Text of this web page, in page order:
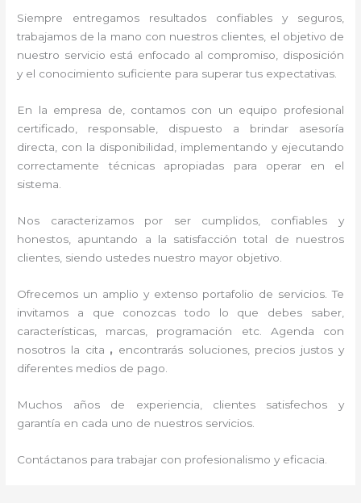
Siempre entregamos resultados confiables y seguros,
trabajamos de la mano con nuestros clientes, el objetivo de
nuestro servicio está enfocado al compromiso, disposición
y el conocimiento suficiente para superar tus expectativas.
En la empresa de , contamos con un equipo profesional
certificado, responsable, dispuesto a brindar asesoría
directa, con la disponibilidad, implementando y ejecutando
correctamente técnicas apropiadas para operar en el
sistema.
Nos caracterizamos por ser cumplidos, confiables y
honestos, apuntando a la satisfacción total de nuestros
clientes, siendo ustedes nuestro mayor objetivo.
Ofrecemos un amplio y extenso portafolio de servicios. Te
invitamos a que conozcas todo lo que debes saber,
características, marcas, programación etc. Agenda con
nosotros la cita , encontrarás soluciones, precios justos y
diferentes medios de pago.
Muchos años de experiencia, clientes satisfechos y
garantía en cada uno de nuestros servicios.
Contáctanos para trabajar con profesionalismo y eficacia.